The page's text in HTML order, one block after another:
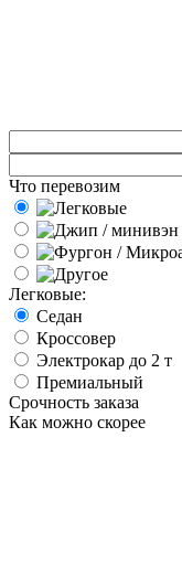
Что перевозим
Легковые:
Седан
Кроссовер
Электрокар до 2 т
Премиальный
Срочность заказа
Как можно скорее